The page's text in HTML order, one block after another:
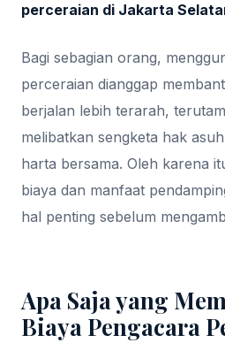
perceraian di Jakarta
Bagi sebagian orang,
perceraian dianggap
berjalan lebih terarah,
melibatkan sengketa hak
harta bersama. Oleh karena
biaya dan manfaat
hal penting sebelum
Apa Saja yang
Biaya Pengacara